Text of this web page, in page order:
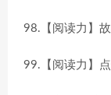
98.【阅读力】
99.【阅读力】